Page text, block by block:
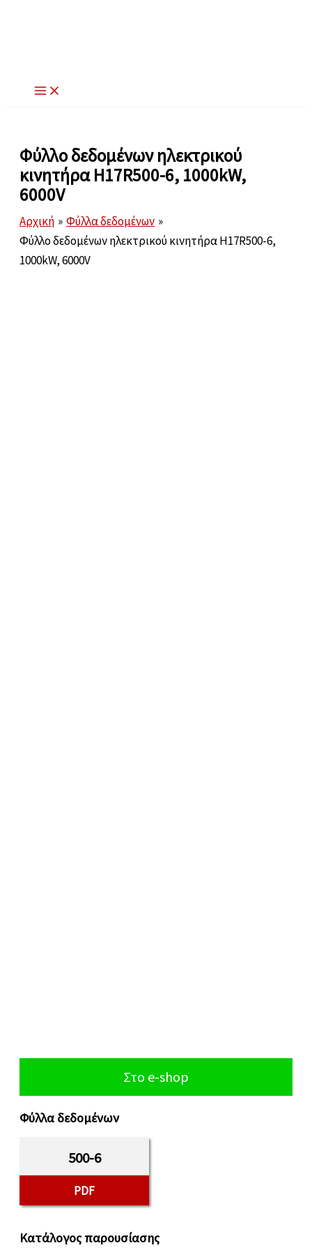
Φύλλο δεδομένων ηλεκτρικού
κινητήρα H17R500-6, 1000kW,
6000V
Αρχική
Φύλλα δεδομένων
Φύλλο δεδομένων ηλεκτρικού κινητήρα H17R500-6,
1000kW, 6000V
Στο e-shop
Φύλλα δεδομένων
500-6
PDF
Κατάλογος παρουσίασης